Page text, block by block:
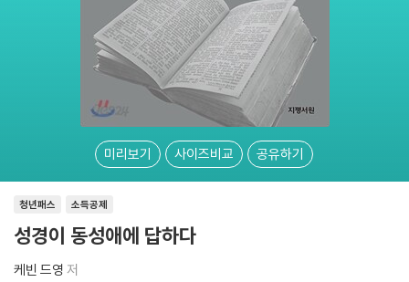
미리보기 사이즈비교 공유하기
소득공제
청년패스
성경이 동성애에 답하다
케빈 드영 저